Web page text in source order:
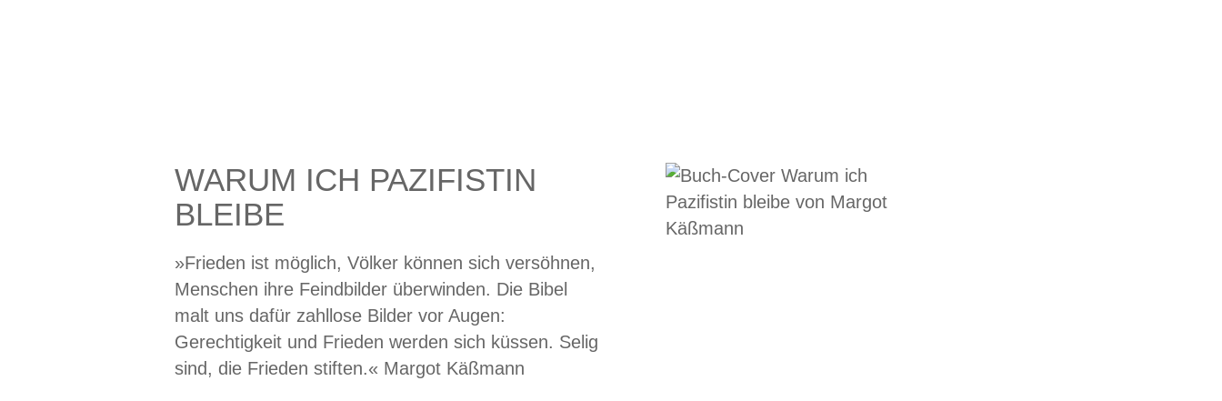
WARUM ICH PAZIFISTIN
BLEIBE
»Frieden ist möglich, Völker können sich versöhnen,
Menschen ihre Feindbilder überwinden. Die Bibel
malt uns dafür zahllose Bilder vor Augen:
Gerechtigkeit und Frieden werden sich küssen. Selig
sind, die Frieden stiften.« Margot Käßmann